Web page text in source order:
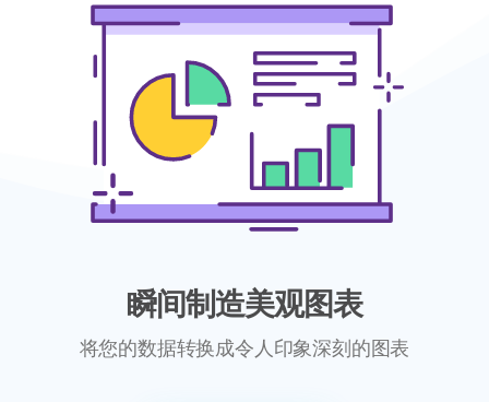
瞬间制造美观图表
将您的数据转换成令人印象深刻的图表